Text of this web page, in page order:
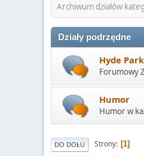
Archiwum działów
Działy podrzędne
Hyde Park
Forumowy
Humor
Humor w
DO DOŁU Strony 1